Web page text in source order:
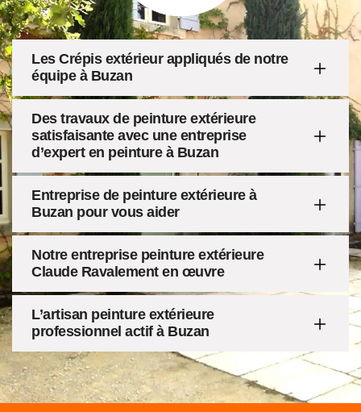
Les Crépis extérieur appliqués de notre
équipe à Buzan
Des travaux de peinture extérieure
satisfaisante avec une entreprise
d’expert en peinture à Buzan
Entreprise de peinture extérieure à
Buzan pour vous aider
Notre entreprise peinture extérieure
Claude Ravalement en œuvre
L’artisan peinture extérieure
professionnel actif à Buzan